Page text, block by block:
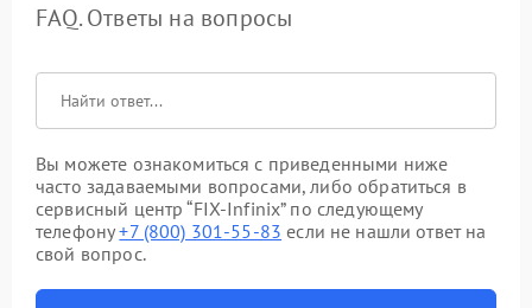
FAQ. Ответы на вопросы
Вы можете ознакомиться с приведенными ниже
часто задаваемыми вопросами, либо обратиться в
сервисный центр “FIX-Infinix” по следующему
телефону+7 (800) 301-55-83 если не нашли ответ на
свой вопрос.